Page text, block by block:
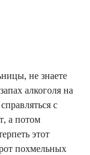
не знаете
алкоголя на
с
а потом
этот
похмельных